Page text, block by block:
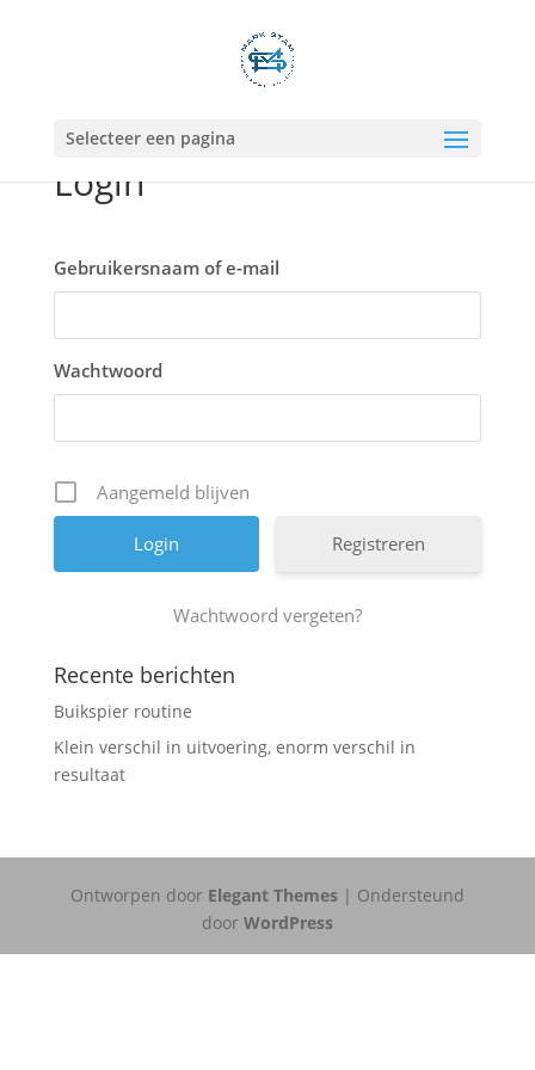
Selecteer een pagina
Login
Gebruikersnaam of e-mail
Wachtwoord
Aangemeld blijven
Registreren
Wachtwoord vergeten?
Recente berichten
Buikspier routine
Klein verschil in uitvoering, enorm verschil in
resultaat
Ontworpen door Elegant Themes| Ondersteund
door WordPress